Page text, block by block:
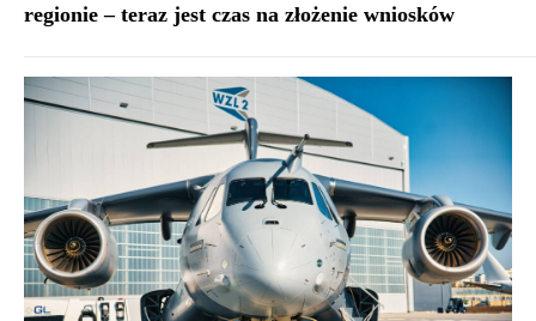
regionie – teraz jest czas na złożenie wniosków